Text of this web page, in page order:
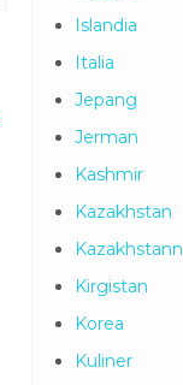
Islandia
Italia
Jepang
Jerman
Kashmir
Kazakhstan
Kazakhstann
Kirgistan
Korea
Kuliner